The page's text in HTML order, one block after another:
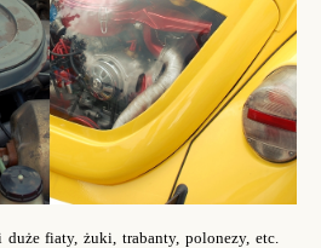
dużefiaty,żuki,trabanty,polonezy, etc.